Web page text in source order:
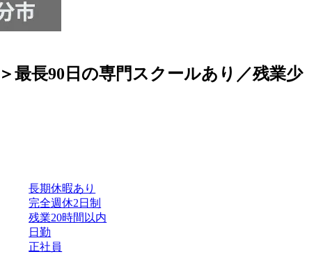
最長90日の専門スクールあり／残業少
長期休暇あり
完全週休2日制
残業20時間以内
日勤
正社員